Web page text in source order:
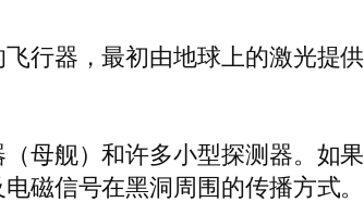
行器，最初由地球上的激光提
母舰）和许多小型探测器。如
磁信号在黑洞周围的传播方式。